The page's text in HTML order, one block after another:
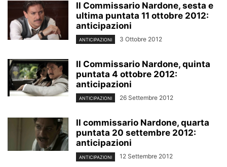
Il Commissario Nardone, sesta e
ultima puntata 11 ottobre 2012:
anticipazioni
ANTICIPAZIONI 3 Ottobre 2012
Il Commissario Nardone, quinta
puntata 4 ottobre 2012:
anticipazioni
ANTICIPAZIONI 26 Settembre 2012
Il commissario Nardone, quarta
puntata 20 settembre 2012:
anticipazioni
ANTICIPAZIONI 12 Settembre 2012